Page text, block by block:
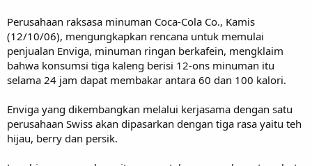
Perusahaan raksasa minuman Coca-Cola Co., Kamis
(12/10/06), mengungkapkan rencana untuk memulai
penjualan Enviga, minuman ringan berkafein, mengklaim
bahwa konsumsi tiga kaleng berisi 12-ons minuman itu
selama 24 jam dapat membakar antara 60 dan 100 kalori.
Enviga yang dikembangkan melalui kerjasama dengan satu
perusahaan Swiss akan dipasarkan dengan tiga rasa yaitu teh
hijau, berry dan persik.